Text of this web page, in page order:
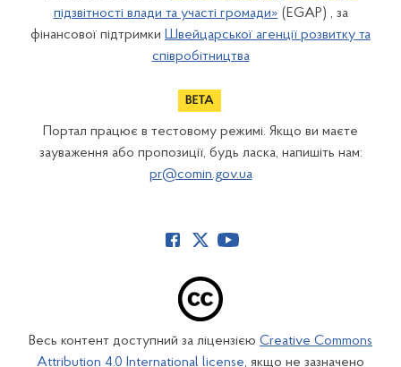
підзвітності влади та участі громади» (EGAP) , за
фінансової підтримки Швейцарської агенції розвитку та
співробітництва
Портал працює в тестовому режимі. Якщо ви маєте
зауваження або пропозиції, будь ласка, напишіть нам:
pr@comin.gov.ua
Весь контент доступний за ліцензією Creative Commons
Attribution 4.0 International license, якщо не зазначено